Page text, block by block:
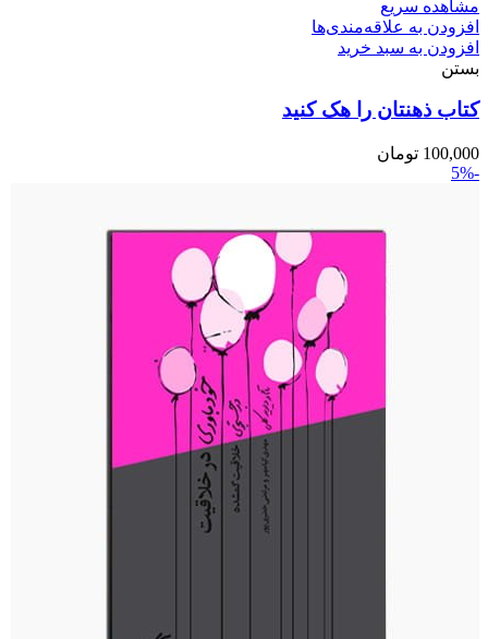
مشاهده سریع
افزودن به علاقه‌مندی‌ها
افزودن به سبد خرید
بستن
کتاب ذهنتان را هک کنید
100,000 تومان
-5%